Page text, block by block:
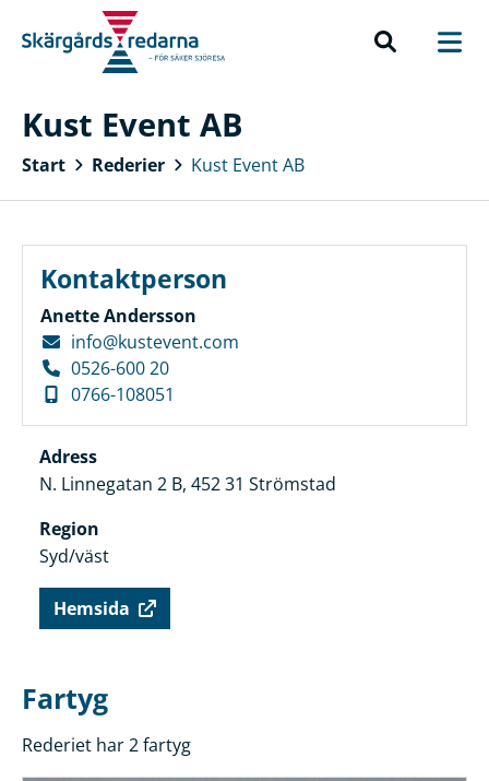
Kust Event AB
Start Rederier Kust Event AB
Kontaktperson
Anette Andersson
info@kustevent.com
0526-600 20
0766-108051
Adress
N. Linnegatan 2 B, 452 31 Strömstad
Region
Syd/väst
Hemsida
Fartyg
Rederiet har 2 fartyg